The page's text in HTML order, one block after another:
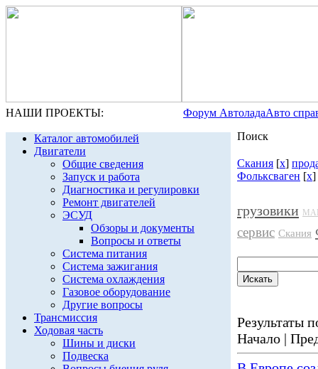
НАШИ ПРОЕКТЫ: Форум АвтоладаАвто
Каталог автомобилей
Двигатели
Общие сведения
Запуск и работа
Диагностика и регулировки
Ремонт двигателей
ЭСУД
Обзоры и документы
Вопросы и ответы
Система питания
Система зажигания
Система охлаждения
Газовое оборудование
Другие вопросы
Трансмиссия
Ходовая часть
Шины и диски
Подвеска
Поиск
Скания [x]
Фольксваген [x]
грузовики
сервис Скания
Результаты
Начало |